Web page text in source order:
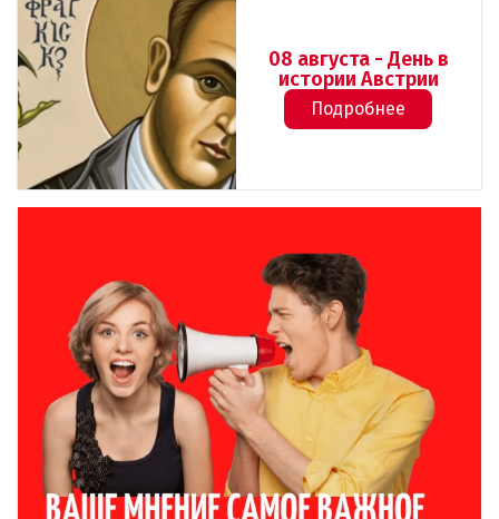
08 августа - День в
истории Австрии
Подробнее